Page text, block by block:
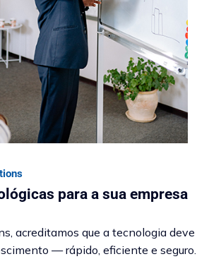
para a sua empresa
acreditamos que a tecnologia deve
— rápido, eficiente e seguro.